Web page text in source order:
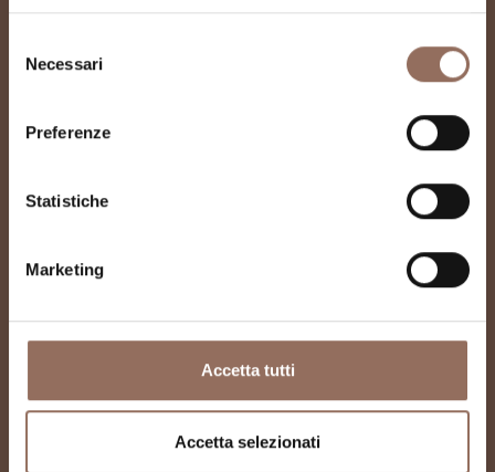
delNecessari
Preferenze
Statistiche
Marketing
Accetta tutti
Accetta selezionati
Complesso Albertino